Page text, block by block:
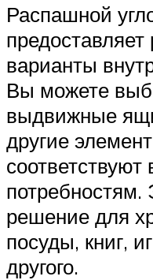
Распашной
варианты
Вы можете
выдвижные
другие
решение для
посуды, книг,
другого.